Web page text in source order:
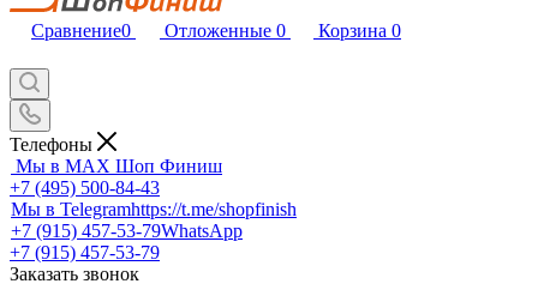
Сравнение0 Отложенные 0 Корзина 0
Телефоны
Мы в MAX Шоп Финиш
+7 (495) 500-84-43
Мы в Telegramhttps://t.me/shopfinish
+7 (915) 457-53-79WhatsApp
+7 (915) 457-53-79
Заказать звонок